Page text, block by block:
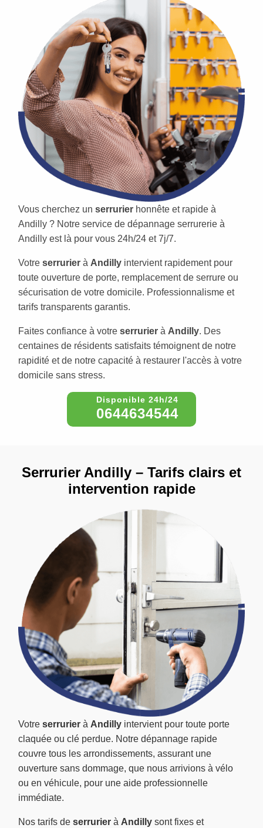
Vous cherchez un serrurier honnête et rapide à
Andilly ? Notre service de dépannage serrurerie à
Andilly est là pour vous 24h/24 et 7j/7.
Votre serrurier à Andilly intervient rapidement pour
toute ouverture de porte, remplacement de serrure ou
sécurisation de votre domicile. Professionnalisme et
tarifs transparents garantis.
Faites confiance à votre serrurier à Andilly. Des
centaines de résidents satisfaits témoignent de notre
rapidité et de notre capacité à restaurer l'accès à votre
domicile sans stress.
0644634544
Votre serrurier à Andilly intervient pour toute porte
claquée ou clé perdue. Notre dépannage rapide
couvre tous les arrondissements, assurant une
ouverture sans dommage, que nous arrivions à vélo
ou en véhicule, pour une aide professionnelle
immédiate.
Nos tarifs de serrurier à Andilly sont fixes et
Serrurier Andilly – Tarifs clairs et
intervention rapide